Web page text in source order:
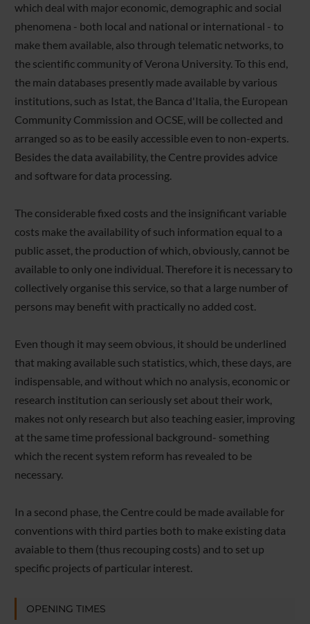
which deal with major economic, demographic and social
phenomena - both local and national or international - to
make them available, also through telematic networks, to
the scientific community of Verona University. To this end,
the main databases presently made available by various
institutions, such as Istat, the Banca d'Italia, the European
Community Commission and OCSE, will be collected and
arranged so as to be easily accessible even to non-experts.
Besides the data availability, the Centre provides advice
and software for data processing.
The considerable fixed costs and the insignificant variable
costs make the availability of such information equal to a
public asset, the production of which, obviously, cannot be
available to only one individual. Therefore it is necessary to
collectively organise this service, so that a large number of
persons may benefit with practically no added cost.
Even though it may seem obvious, it should be underlined
that making available such statistics, which, these days, are
indispensable, and without which no analysis, economic or
research institution can seriously set about their work,
makes not only research but also teaching easier, improving
at the same time professional background- something
which the recent system reform has revealed to be
necessary.
In a second phase, the Centre could be made available for
conventions with third parties both to make existing data
avaiable to them (thus recouping costs) and to set up
specific projects of particular interest.
OPENING TIMES